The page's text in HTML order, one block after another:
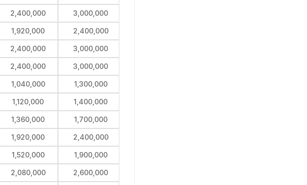
2,400,000 3,000,000
1,920,000 2,400,000
2,400,000 3,000,000
2,400,000 3,000,000
1,040,000 1,300,000
1,120,000 1,400,000
1,360,000 1,700,000
1,920,000 2,400,000
1,520,000 1,900,000
2,080,000 2,600,000